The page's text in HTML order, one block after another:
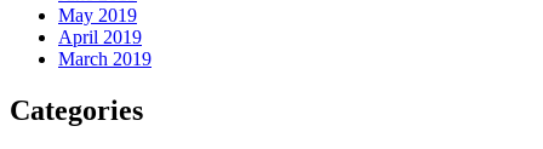
May 2019
April 2019
March 2019
Categories